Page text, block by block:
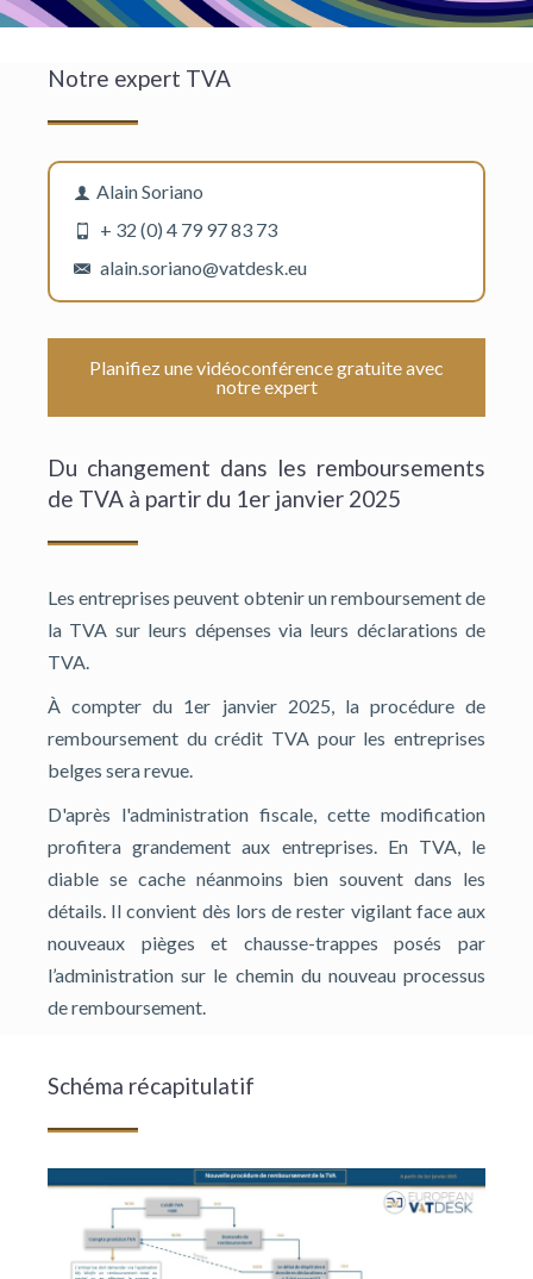
Notre expert TVA
Alain Soriano
+ 32 (0) 4 79 97 83 73
alain.soriano@vatdesk.eu
Planifiez une vidéoconférence gratuite avec
notre expert
Du changement dans les remboursements
de TVA à partir du 1er janvier 2025
Les entreprises peuvent obtenir un remboursement de
la TVA sur leurs dépenses via leurs déclarations de
TVA.
À compter du 1er janvier 2025, la procédure de
remboursement du crédit TVA pour les entreprises
belges sera revue.
D'après l'administration fiscale, cette modification
profitera grandement aux entreprises. En TVA, le
diable se cache néanmoins bien souvent dans les
détails. Il convient dès lors de rester vigilant face aux
nouveaux pièges et chausse-trappes posés par
l’administration sur le chemin du nouveau processus
de remboursement.
Schéma récapitulatif